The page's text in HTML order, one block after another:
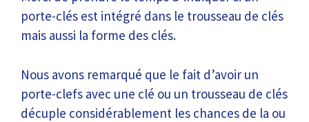
porte-clés est intégré dans le trousseau de clés
mais aussi la forme des clés.
Nous avons remarqué que le fait d’avoir un
porte-clefs avec une clé ou un trousseau de clés
décuple considérablement les chances de la ou